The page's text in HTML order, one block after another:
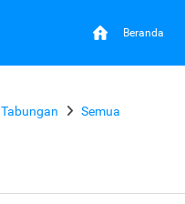
Beranda
Tabungan Semua